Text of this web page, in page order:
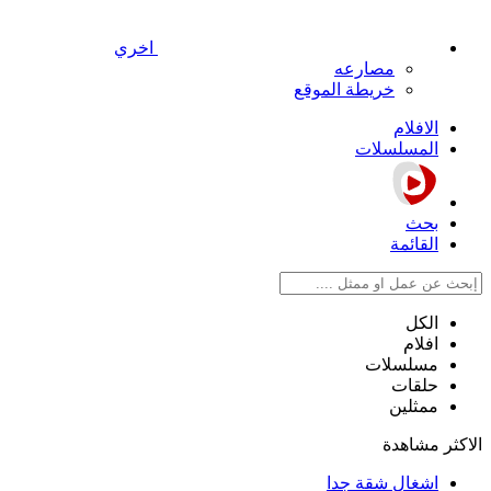
اخري
مصارعه
خريطة الموقع
الافلام
المسلسلات
بحث
القائمة
الكل
افلام
مسلسلات
حلقات
ممثلين
الاكثر مشاهدة
اشغال شقة جدا